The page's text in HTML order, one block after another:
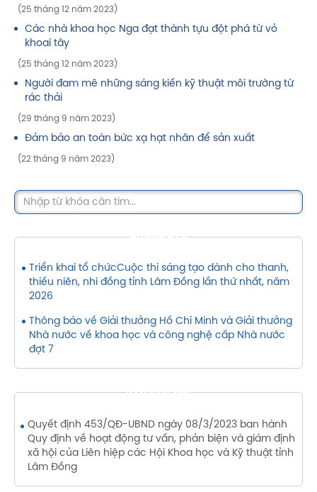
(25 tháng 12 năm 2023)
Các nhà khoa học Nga đạt thành tựu đột phá từ vỏ
khoai tây
(25 tháng 12 năm 2023)
Người đam mê những sáng kiến kỹ thuật môi trường từ
rác thải
(29 tháng 9 năm 2023)
Đảm bảo an toàn bức xạ hạt nhân để sản xuất
(22 tháng 9 năm 2023)
THÔNG BÁO
Triển khai tổ chứcCuộc thi sáng tạo dành cho thanh,
thiếu niên, nhi đồng tỉnh Lâm Đồng lần thứ nhất, năm
2026
Thông báo về Giải thưởng Hồ Chí Minh và Giải thưởng
Nhà nước về khoa học và công nghệ cấp Nhà nước
đợt 7
VĂN BẢN MỚI
Quyết định 453/QĐ-UBND ngày 08/3/2023 ban hành
Quy định về hoạt động tư vấn, phản biện và giám định
xã hội của Liên hiệp các Hội Khoa học và Kỹ thuật tỉnh
Lâm Đồng